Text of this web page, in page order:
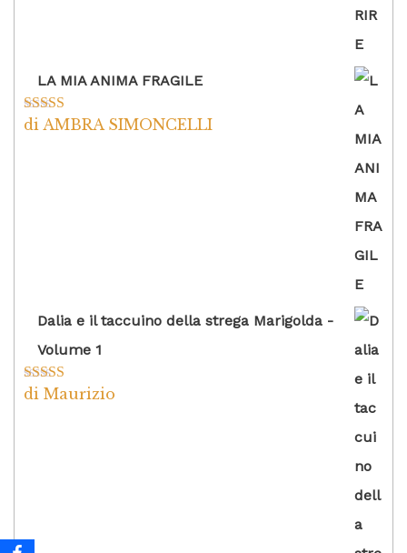
LA MIA ANIMA FRAGILE
Valutato5su
di AMBRA SIMONCELLI
Dalia e il taccuino della strega Marigolda -
Volume 1
Valutato4
di Maurizio